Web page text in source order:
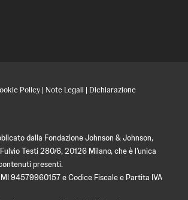
Policy | Note Legali | Dichiarazione
dalla Fondazione Johnson & Johnson,
Testi 280/6, 20126 Milano, che è l’unica
presenti.
94579960157 e Codice Fiscale e Partita IVA